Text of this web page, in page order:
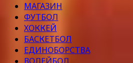
МАГАЗИН
ФУТБОЛ
ХОККЕЙ
БАСКЕТБОЛ
ЕДИНОБОРСТВА